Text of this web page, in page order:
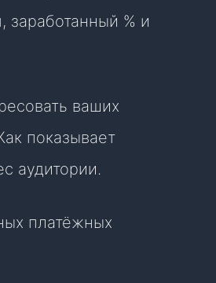
заработанный % и
ваших
показывает
аудитории.
платёжных